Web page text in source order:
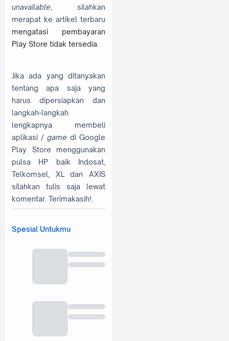
unavailable , silahkan
merapat ke artikel terbaru
mengatasi pembayaran
Play Store tidak tersedia
Jika ada yang ditanyakan
tentang apa saja yang
harus dipersiapkan dan
langkah-langkah
lengkapnya membeli
aplikasi / game di Google
Play Store menggunakan
pulsa HP baik Indosat,
Telkomsel, XL dan AXIS
silahkan tulis saja lewat
komentar. Terimakasih!.
Spesial Untukmu